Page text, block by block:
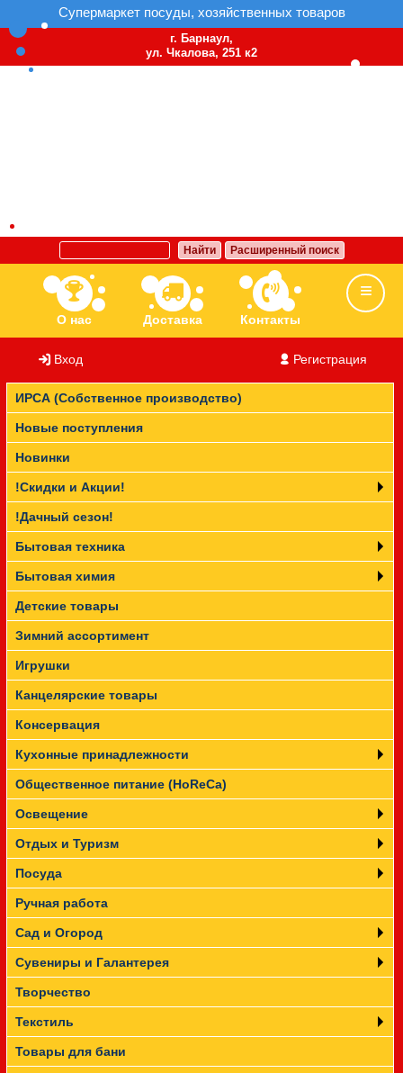
Супермаркет посуды, хозяйственных товаров
г. Барнаул,
ул. Чкалова, 251 к2
Найти Расширенный поиск
О нас Доставка Контакты
Ассортимент Бренды Вакансии
Прайс-лист
Вход Регистрация
ИРСА (Собственное производство)
Новые поступления
Новинки
!Скидки и Акции!
!Дачный сезон!
Бытовая техника
Бытовая химия
Детские товары
Зимний ассортимент
Игрушки
Канцелярские товары
Консервация
Кухонные принадлежности
Общественное питание (HoReCa)
Освещение
Отдых и Туризм
Посуда
Ручная работа
Сад и Огород
Сувениры и Галантерея
Творчество
Текстиль
Товары для бани